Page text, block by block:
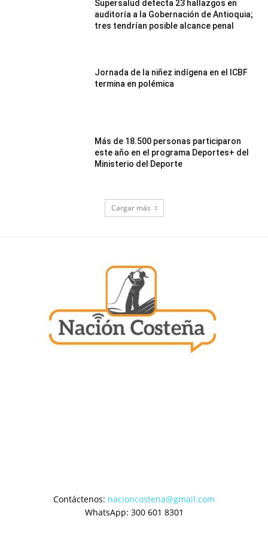
Supersalud detecta 23 hallazgos en
auditoría a la Gobernación de Antioquia;
tres tendrían posible alcance penal
Jornada de la niñez indígena en el ICBF
termina en polémica
Más de 18.500 personas participaron
este año en el programa Deportes+ del
Ministerio del Deporte
Cargar más
Contáctenos: nacioncostena@gmail.com
WhatsApp: 300 601 8301